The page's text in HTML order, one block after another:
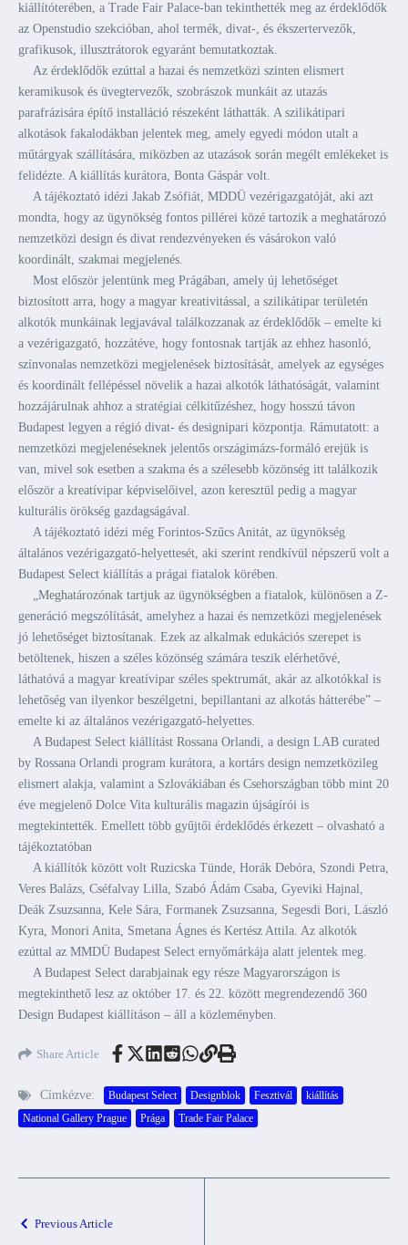
kiállítóterében, a Trade Fair Palace-ban tekinthették meg az érdeklődők
az Openstudio szekcióban, ahol termék, divat-, és ékszertervezők,
grafikusok, illusztrátorok egyaránt bemutatkoztak.
Az érdeklődők ezúttal a hazai és nemzetközi szinten elismert
keramikusok és üvegtervezők, szobrászok munkáit az utazás
parafrázisára építő installáció részeként láthatták. A szilikátipari
alkotások fakalodákban jelentek meg, amely egyedi módon utalt a
műtárgyak szállítására, miközben az utazások során megélt emlékeket is
felidézte. A kiállítás kurátora, Bonta Gáspár volt.
A tájékoztató idézi Jakab Zsófiát, MDDÜ vezérigazgatóját, aki azt
mondta, hogy az ügynökség fontos pillérei közé tartozik a meghatározó
nemzetközi design és divat rendezvényeken és vásárokon való
koordinált, szakmai megjelenés.
Most először jelentünk meg Prágában, amely új lehetőséget
biztosított arra, hogy a magyar kreativitással, a szilikátipar területén
alkotók munkáinak legjavával találkozzanak az érdeklődők – emelte ki
a vezérigazgató, hozzátéve, hogy fontosnak tartják az ehhez hasonló,
színvonalas nemzetközi megjelenések biztosítását, amelyek az egységes
és koordinált fellépéssel növelik a hazai alkotók láthatóságát, valamint
hozzájárulnak ahhoz a stratégiai célkitűzéshez, hogy hosszú távon
Budapest legyen a régió divat- és designipari központja. Rámutatott: a
nemzetközi megjelenéseknek jelentős országimázs-formáló erejük is
van, mivel sok esetben a szakma és a szélesebb közönség itt találkozik
először a kreatívipar képviselőivel, azon keresztül pedig a magyar
kulturális örökség gazdagságával.
A tájékoztató idézi még Forintos-Szűcs Anitát, az ügynökség
általános vezérigazgató-helyettesét, aki szerint rendkívül népszerű volt a
Budapest Select kiállítás a prágai fiatalok körében.
„Meghatározónak tartjuk az ügynökségben a fiatalok, különösen a Z-
generáció megszólítását, amelyhez a hazai és nemzetközi megjelenések
jó lehetőséget biztosítanak. Ezek az alkalmak edukációs szerepet is
betöltenek, hiszen a széles közönség számára teszik elérhetővé,
láthatóvá a magyar kreatívipar széles spektrumát, akár az alkotókkal is
lehetőség van ilyenkor beszélgetni, bepillantani az alkotás hátterébe” –
emelte ki az általános vezérigazgató-helyettes.
A Budapest Select kiállítást Rossana Orlandi, a design LAB curated
by Rossana Orlandi program kurátora, a kortárs design nemzetközileg
elismert alakja, valamint a Szlovákiában és Csehországban több mint 20
éve megjelenő Dolce Vita kulturális magazin újságírói is
megtekintették. Emellett több gyűjtői érdeklődés érkezett – olvasható a
tájékoztatóban
A kiállítók között volt Ruzicska Tünde, Horák Debóra, Szondi Petra,
Veres Balázs, Cséfalvay Lilla, Szabó Ádám Csaba, Gyeviki Hajnal,
Deák Zsuzsanna, Kele Sára, Formanek Zsuzsanna, Segesdi Bori, László
Kyra, Monori Anita, Smetana Ágnes és Kertész Attila. Az alkotók
ezúttal az MMDÜ Budapest Select ernyőmárkája alatt jelentek meg.
A Budapest Select darabjainak egy része Magyarországon is
megtekinthető lesz az október 17. és 22. között megrendezendő 360
Design Budapest kiállításon – áll a közleményben.
Share Article
Címkézve: Budapest Select Designblok Fesztivál
kiállítás
National Gallery Prague
Prága Trade Fair Palace
Previous Article